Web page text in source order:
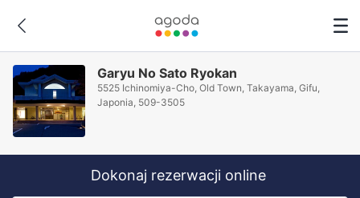
Garyu No Sato Ryokan
5525 Ichinomiya-Cho, Old Town, Takayama, Gifu,
Japonia, 509-3505
Dokonaj rezerwacji online